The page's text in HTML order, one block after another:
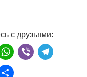
с друзьями:
WhatsApp